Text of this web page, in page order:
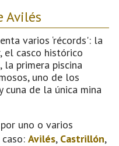
Avilés
varios ‘récords': la
el casco histórico
la primera piscina
uno de los
cuna de la única mina
uno o varios
Avilés, Castrillón,